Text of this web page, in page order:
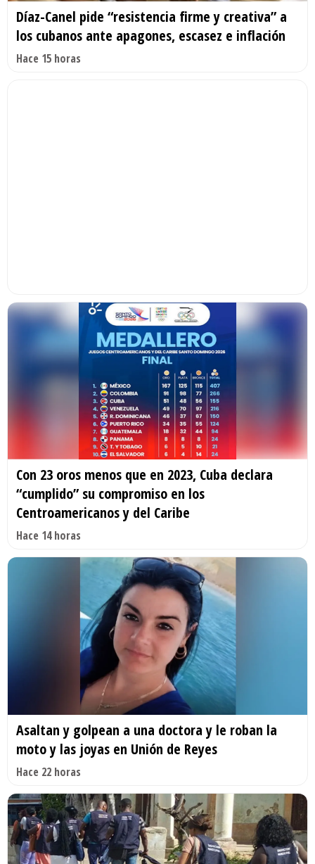
Díaz-Canel pide “resistencia firme y creativa” a
los cubanos ante apagones, escasez e inflación
Hace 15 horas
Con 23 oros menos que en 2023, Cuba declara
“cumplido” su compromiso en los
Centroamericanos y del Caribe
Hace 14 horas
Asaltan y golpean a una doctora y le roban la
moto y las joyas en Unión de Reyes
Hace 22 horas